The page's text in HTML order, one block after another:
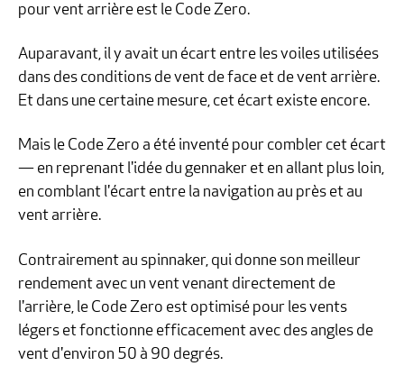
pour vent arrière est le Code Zero.
Auparavant, il y avait un écart entre les voiles utilisées
dans des conditions de vent de face et de vent arrière.
Et dans une certaine mesure, cet écart existe encore.
Mais le Code Zero a été inventé pour combler cet écart
— en reprenant l'idée du gennaker et en allant plus loin,
en comblant l'écart entre la navigation au près et au
vent arrière.
Contrairement au spinnaker, qui donne son meilleur
rendement avec un vent venant directement de
l'arrière, le Code Zero est optimisé pour les vents
légers et fonctionne efficacement avec des angles de
vent d'environ 50 à 90 degrés.